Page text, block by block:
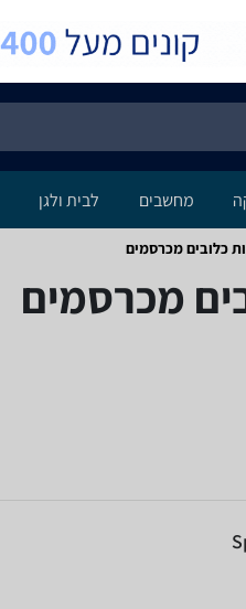
מחשבים לבית ולגן
‏כלובים ‏מכרסמים
‏מכרסמים